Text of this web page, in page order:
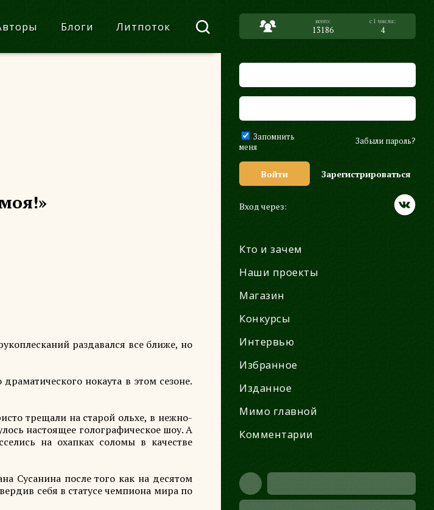
13186 4
Запомнить
меня
Забыли пароль?
Войти Зарегистрироваться
Вход через:
Кто и зачем
Наши проекты
Магазин
Конкурсы
Интервью
Избранное
Изданное
Мимо главной
Комментарии
Блоги Литпоток
раздавался все ближе, но
нокаута в этом сезоне.
трещали на старой ольхе, в нежно-
настоящее голографическое шоу. А
на охапках соломы в качестве
Сусанина после того как на десятом
себя в статусе чемпиона мира по